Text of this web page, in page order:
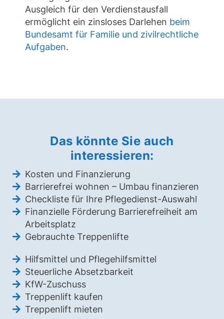
Ausgleich für den Verdienstausfall
ermöglicht ein zinsloses Darlehen beim
Bundesamt für Familie und zivilrechtliche
Aufgaben.
Das könnte Sie auch
interessieren:
Kosten und Finanzierung
Barrierefrei wohnen – Umbau finanzieren
Checkliste für Ihre Pflegedienst-Auswahl
Finanzielle Förderung Barrierefreiheit am
Arbeitsplatz
Gebrauchte Treppenlifte
Hilfsmittel und Pflegehilfsmittel
Steuerliche Absetzbarkeit
KfW-Zuschuss
Treppenlift kaufen
Treppenlift mieten